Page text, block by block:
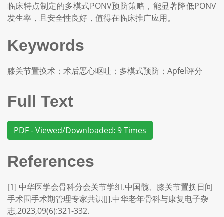
临床特点制定的多模式PONV预防策略，能显著降低PONV
发生率，且安全性良好，值得在临床推广应用。
Keywords
膝关节置换术；术后恶心呕吐；多模式预防；Apfel评分
Full Text
PDF - Viewed/Downloaded: 9 Times
References
[1] 中华医学会骨科分会关节学组.中国髋、膝关节置换日间
手术围手术期管理专家共识[J].中华老年骨科与康复电子杂
志,2023,09(6):321-332.